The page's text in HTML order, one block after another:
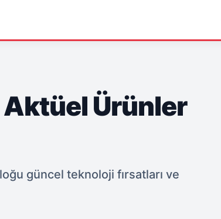
Aktüel Ürünler
güncel teknoloji fırsatları ve